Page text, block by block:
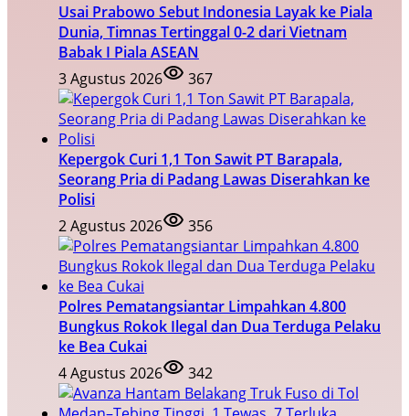
Usai Prabowo Sebut Indonesia Layak ke Piala
Dunia, Timnas Tertinggal 0-2 dari Vietnam
Babak I Piala ASEAN
3 Agustus 2026
367
Kepergok Curi 1,1 Ton Sawit PT Barapala,
Seorang Pria di Padang Lawas Diserahkan ke
Polisi
2 Agustus 2026
356
Polres Pematangsiantar Limpahkan 4.800
Bungkus Rokok Ilegal dan Dua Terduga Pelaku
ke Bea Cukai
4 Agustus 2026
342